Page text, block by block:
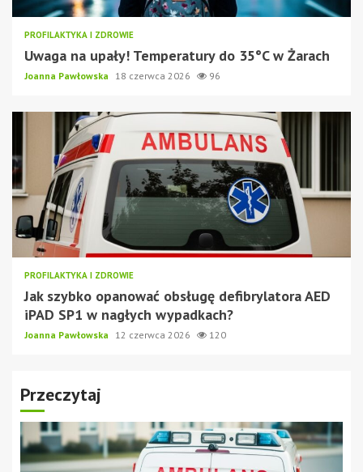
PROFILAKTYKA I ZDROWIE
Uwaga na upały! Temperatury do 35°C w Żarach
Joanna Pawłowska 18 czerwca 2026 96
PROFILAKTYKA I ZDROWIE
Jak szybko opanować obsługę defibrylatora AED
iPAD SP1 w nagłych wypadkach?
Joanna Pawłowska 12 czerwca 2026 120
Przeczytaj